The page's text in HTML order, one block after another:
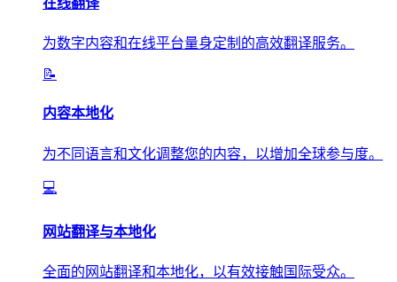
为数字内容和在线平台量身定制的高效翻译服务。
📝
内容本地化
为不同语言和文化调整您的内容，以增加全球参与度。
💻
网站翻译与本地化
全面的网站翻译和本地化，以有效接触国际受众。